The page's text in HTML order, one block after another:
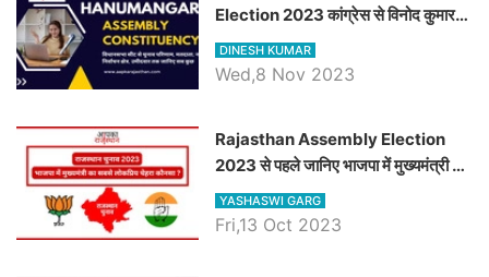
Election 2023 कांग्रेस से विनोद कुमार
चौधरी तो अमित चौधरी होंगे भाजपा उम्मीदवार,
जानिये हनुमानगढ़ विधानसभा सीट के ताजा
DINESH KUMAR
Wed,8 Nov 2023
Rajasthan Assembly Election
2023 से पहले जानिए भाजपा में मुख्यमंत्री का
सबसे लोकप्रिय चेहरा कौनसा ?
YASHASWI GARG
Fri,13 Oct 2023